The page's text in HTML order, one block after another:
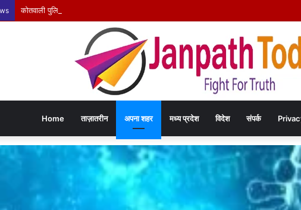
कोतवाली पुलिस ने किया हत्या कांड का खुलासा – चंद रुपयों के विवाद में पत्नी की पीट-पीटकर हत्या,
Home ताज़ातरीन अपना शहर मध्य प्रदेश विदेश संपर्क